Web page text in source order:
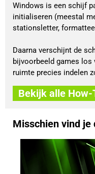
Windows is een schijf
initialiseren (meestal
stationsletter,
Daarna verschijnt de
bijvoorbeeld games
ruimte precies indelen
Bekijk alle How-
Misschien vind